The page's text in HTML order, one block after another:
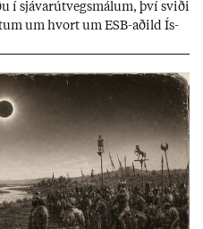
í sjáv­ar­út­vegs­mál­um, því sviði
um hvort um ESB-að­ild Ís­
er um­tals­verð­ur.